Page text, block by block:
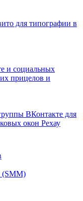
для типографии в
и социальных
прицелов и
ВКонтакте для
окон Рехау
(SMM)